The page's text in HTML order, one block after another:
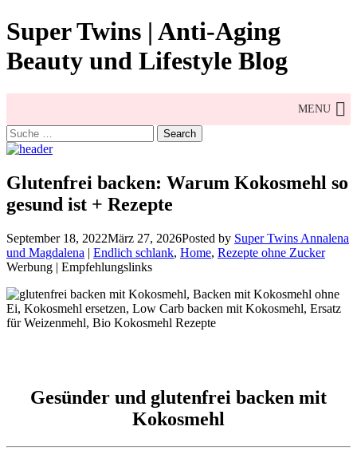
Skip
to
content
Super Twins | Anti-Aging
Beauty und Lifestyle Blog
MENU
Search
for:
Glutenfrei backen: Warum Kokosmehl so
gesund ist + Rezepte
September 18, 2022März 27, 2026Posted by Super Twins Annalena
und Magdalena | Endlich schlank, Home, Rezepte ohne Zucker
Werbung | Empfehlungslinks
Gesünder und glutenfrei backen mit
Kokosmehl